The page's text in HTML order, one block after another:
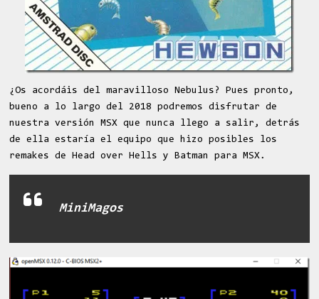
¿Os acordáis del maravilloso Nebulus? Pues pronto,
bueno a lo largo del 2018 podremos disfrutar de
nuestra versión MSX que nunca llego a salir, detrás
de ella estaría el equipo que hizo posibles los
remakes de Head over Hells y Batman para MSX.
MiniMagos